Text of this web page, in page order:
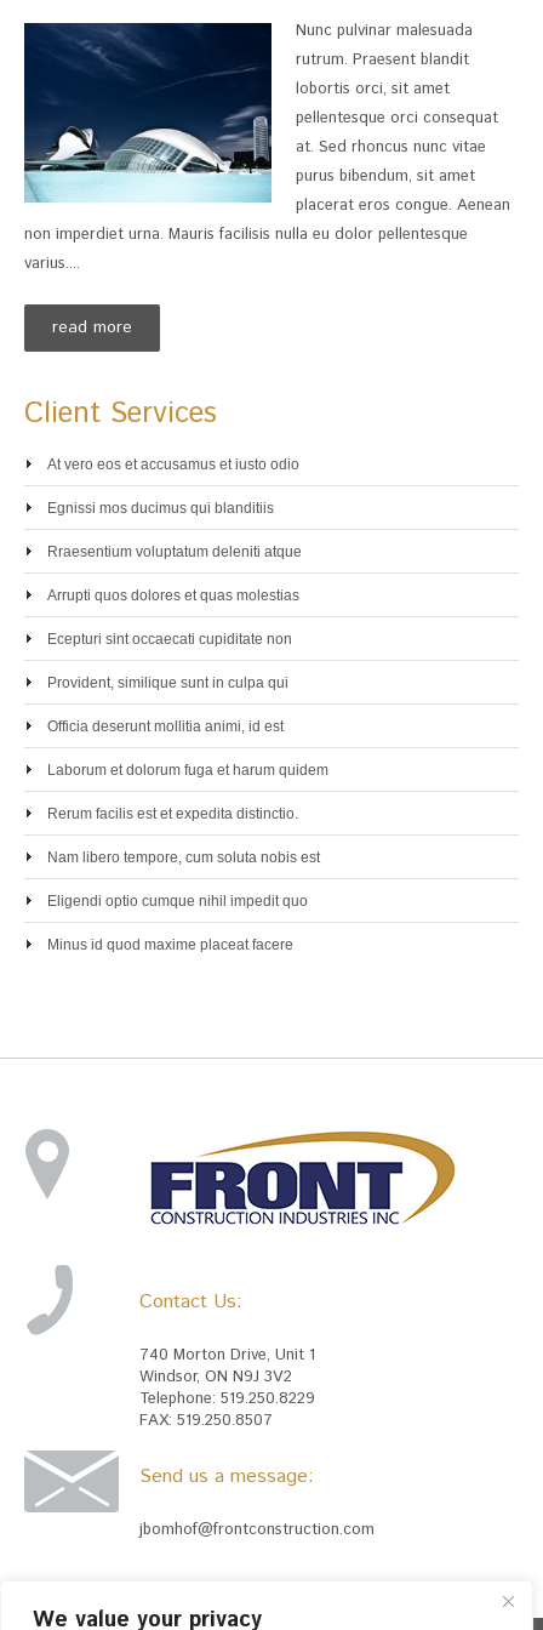
We value your privacy
Nunc pulvinar malesuada
rutrum. Praesent blandit
lobortis orci, sit amet
pellentesque orci consequat
at. Sed rhoncus nunc vitae
purus bibendum, sit amet
placerat eros congue. Aenean
non imperdiet urna. Mauris facilisis nulla eu dolor pellentesque
varius....
read more
Client Services
At vero eos et accusamus et iusto odio
Egnissi mos ducimus qui blanditiis
Rraesentium voluptatum deleniti atque
Arrupti quos dolores et quas molestias
Ecepturi sint occaecati cupiditate non
Provident, similique sunt in culpa qui
Officia deserunt mollitia animi, id est
Laborum et dolorum fuga et harum quidem
Rerum facilis est et expedita distinctio.
Nam libero tempore, cum soluta nobis est
Eligendi optio cumque nihil impedit quo
Minus id quod maxime placeat facere
Contact Us:
740 Morton Drive, Unit 1
Windsor, ON N9J 3V2
Telephone: 519.250.8229
FAX: 519.250.8507
Send us a message:
jbomhof@frontconstruction.com